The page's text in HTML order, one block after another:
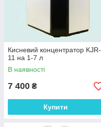
Кисневий концентратор KJR-
11 на 1-7 л
В наявності
7 400 ₴
Купити